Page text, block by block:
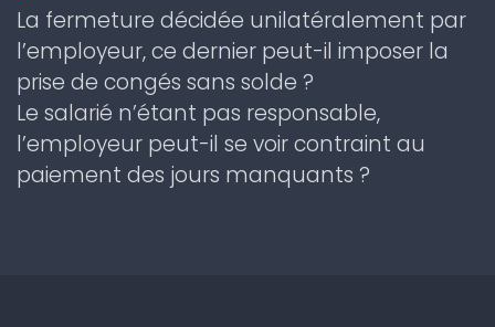
La fermeture décidée unilatéralement par
l’employeur, ce dernier peut-il imposer la
prise de congés sans solde ?
Le salarié n’étant pas responsable,
l’employeur peut-il se voir contraint au
paiement des jours manquants ?